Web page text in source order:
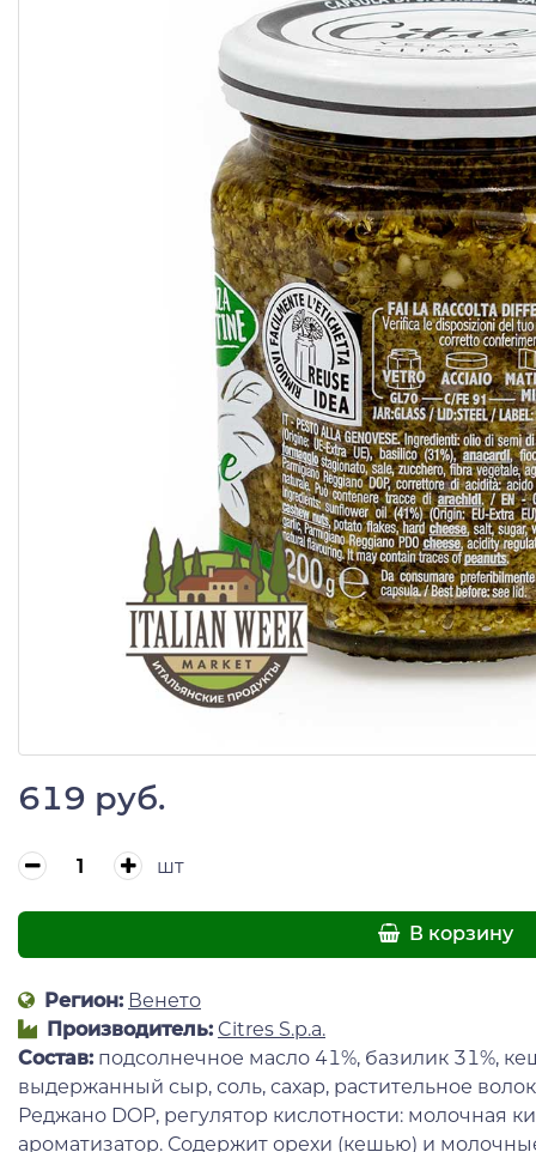
619 руб.
шт
В корзину
Регион: Венето
Производитель: Citres S.p.a.
Состав: подсолнечное масло 41%, базилик 31%,
выдержанный сыр, соль, сахар, растительное
Реджано DOP, регулятор кислотности: молочная
ароматизатор. Содержит орехи (кешью) и